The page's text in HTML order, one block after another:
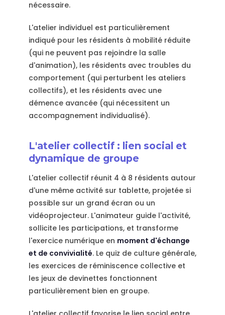
nécessaire.
L'atelier individuel est particulièrement
indiqué pour les résidents à mobilité réduite
(qui ne peuvent pas rejoindre la salle
d'animation), les résidents avec troubles du
comportement (qui perturbent les ateliers
collectifs), et les résidents avec une
démence avancée (qui nécessitent un
accompagnement individualisé).
L'atelier collectif : lien social et
dynamique de groupe
L'atelier collectif réunit 4 à 8 résidents autour
d'une même activité sur tablette, projetée si
possible sur un grand écran ou un
vidéoprojecteur. L'animateur guide l'activité,
sollicite les participations, et transforme
l'exercice numérique en moment d'échange
et de convivialité. Le quiz de culture générale,
les exercices de réminiscence collective et
les jeux de devinettes fonctionnent
particulièrement bien en groupe.